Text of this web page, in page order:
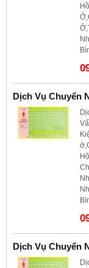
Dịch Vụ Chuyển
Dịch Vụ Chuyển